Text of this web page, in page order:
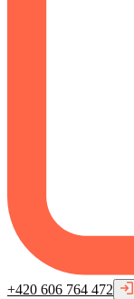
+420 606 764 472